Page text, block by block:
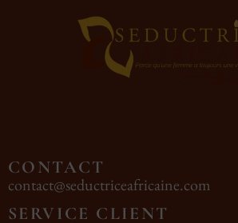
CONTACT
contact@seductriceafricaine.com
SERVICE CLIENT